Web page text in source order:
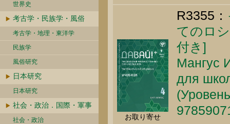
世界史
考古学・民族学・風俗
考古学・地理・東洋学
民族学
風俗研究
日本研究
日本研究
社会・政治．国際・軍事
社会・政治
お取り寄せ
R3355：
てのロ
付き]
Мангус
для